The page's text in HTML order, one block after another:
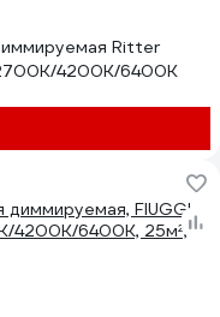
Ritter
4200K/6400K